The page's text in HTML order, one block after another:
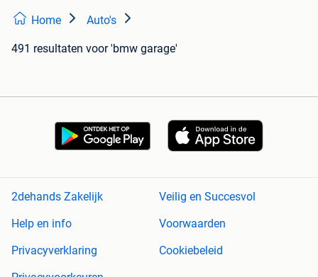
Home Auto's
491 resultaten voor 'bmw garage'
2dehands Zakelijk
Veilig en Succesvol
Help en info
Voorwaarden
Privacyverklaring
Cookiebeleid